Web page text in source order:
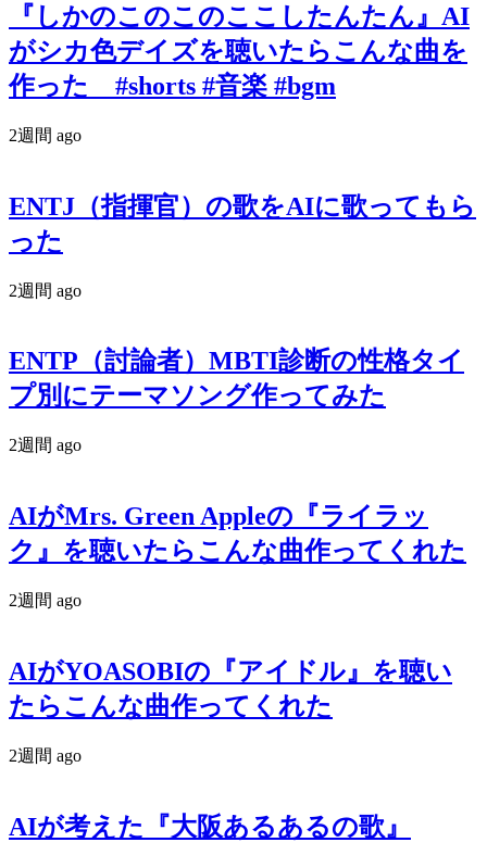
『しかのこのこのここしたんたん』AI
がシカ色デイズを聴いたらこんな曲を
作った #shorts #音楽 #bgm
2週間 ago
ENTJ（指揮官）の歌をAIに歌ってもら
った
2週間 ago
ENTP（討論者）MBTI診断の性格タイ
プ別にテーマソング作ってみた
2週間 ago
AIがMrs. Green Appleの『ライラッ
ク』を聴いたらこんな曲作ってくれた
2週間 ago
AIがYOASOBIの『アイドル』を聴い
たらこんな曲作ってくれた
2週間 ago
AIが考えた『大阪あるあるの歌』